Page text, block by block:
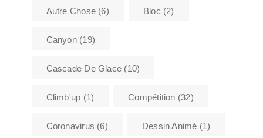
Autre Chose(6) Bloc (2)
Canyon(19)
Cascade De Glace (10)
Climb'up (1) Compétition (32)
Coronavirus (6) Dessin Animé (1)